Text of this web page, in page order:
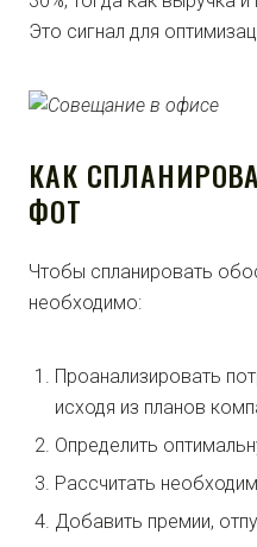
Это сигнал для
КАК
ФОТ
Чтобы спланировать
необходимо:
Проанализировать
исходя из планов
Определить
Рассчитать
Добавить премии,